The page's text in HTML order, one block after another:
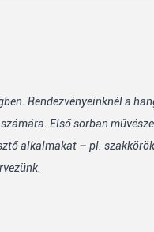
Rendezvényeinknél a
Első sorban
alkalmakat – pl.